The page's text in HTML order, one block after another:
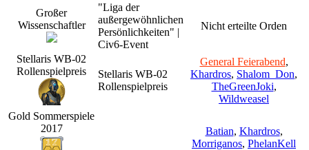
Großer
Wissenschaftler
"Liga der
außergewöhnlichen
Persönlichkeiten" |
Civ6-Event
Nicht erteilte Orden
Stellaris WB-02
Rollenspielpreis
Stellaris WB-02
Rollenspielpreis
General Feierabend,
Khardros, Shalom_Don,
TheGreenJoki,
Wildweasel
Gold Sommerspiele
2017
Batian, Khardros,
Morriganos, PhelanKell